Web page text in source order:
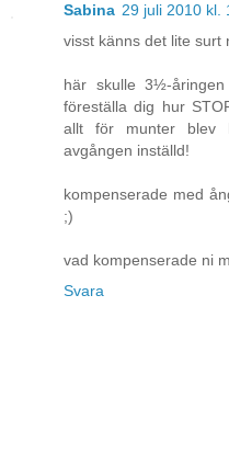
Sabina 29 juli 2010 kl.
visst känns det lite surt
här skulle 3½-
föreställa dig hur
allt för munter blev
avgången inställd!
kompenserade med
;)
vad kompenserade ni
Svara